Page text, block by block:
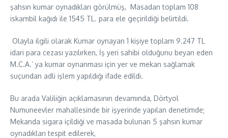
şahsın kumar oynadıkları görülmüş, Masadan toplam 108
iskambil kağıdı ile 1545 TL. para ele geçirildiği belirtildi.
Olayla ilgili olarak Kumar oynayan 1 kişiye toplam 9.247 TL
idari para cezası yazılırken, İş yeri sahibi olduğunu beyan eden
M.C.A.’ ya kumar oynanması için yer ve mekan sağlamak
suçundan adli işlem yapıldığı ifade edildi.
Bu arada Valiliğin açıklamasının devamında, Dörtyol
Numuneevler mahallesinde bir işyerinde yapılan denetimde;
Mekanda sigara içildiği ve masada bulunan 5 şahsın kumar
oynadıkları tespit edilerek,